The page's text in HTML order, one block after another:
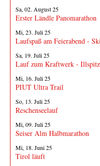
Sa, 02. August 25
Erster Ländle Panomarathon
Mi, 23. Juli 25
Laufspaß am Feierabend -
Sa, 19. Juli 25
Lauf zum Kraftwerk -
Mi, 16. Juli 25
PIUT Ultra Trail
So, 13. Juli 25
Reschenseelauf
Mi, 09. Juli 25
Seiser Alm Halbmarathon
Mi, 18. Juni 25
Tirol läuft